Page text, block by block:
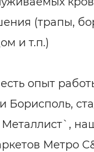
(трапы,
и т.п.)
опыт
Борисполь,
Метро